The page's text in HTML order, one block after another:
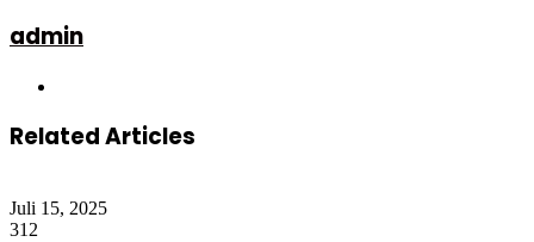
admin
Related Articles
Juli 15, 2025
312